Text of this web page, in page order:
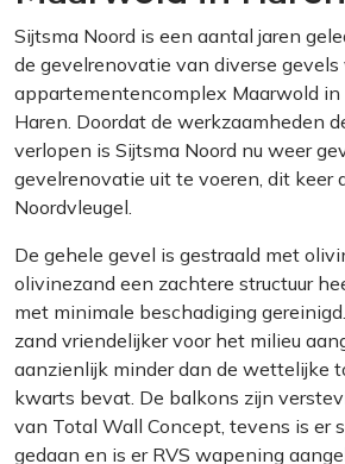
Sijtsma Noord is een aantal jaren
de gevelrenovatie van diverse gevels
appartementencomplex Maarwold in
Haren. Doordat de werkzaamheden
verlopen is Sijtsma Noord nu weer
gevelrenovatie uit te voeren, dit keer
Noordvleugel.
De gehele gevel is gestraald met
olivinezand een zachtere structuur
met minimale beschadiging
zand vriendelijker voor het milieu
aanzienlijk minder dan de wettelijke
kwarts bevat. De balkons zijn
van Total Wall Concept, tevens is er
gedaan en is er RVS wapening